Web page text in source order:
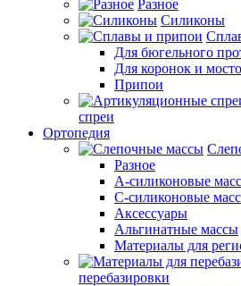
Разное
Силиконы
Для бюгельного
Для коронок и
Припои
спреи
Ортопедия
Разное
А-силиконовые
С-силиконовые
Аксессуары
Альгинатные массы
Материалы для
перебазировки